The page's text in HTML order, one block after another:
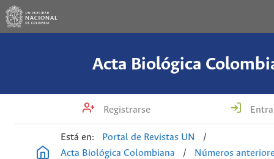
Acta Biológica
Registrarse
Está en: Portal de Revistas UN
/
Acta Biológica Colombiana
/
Números